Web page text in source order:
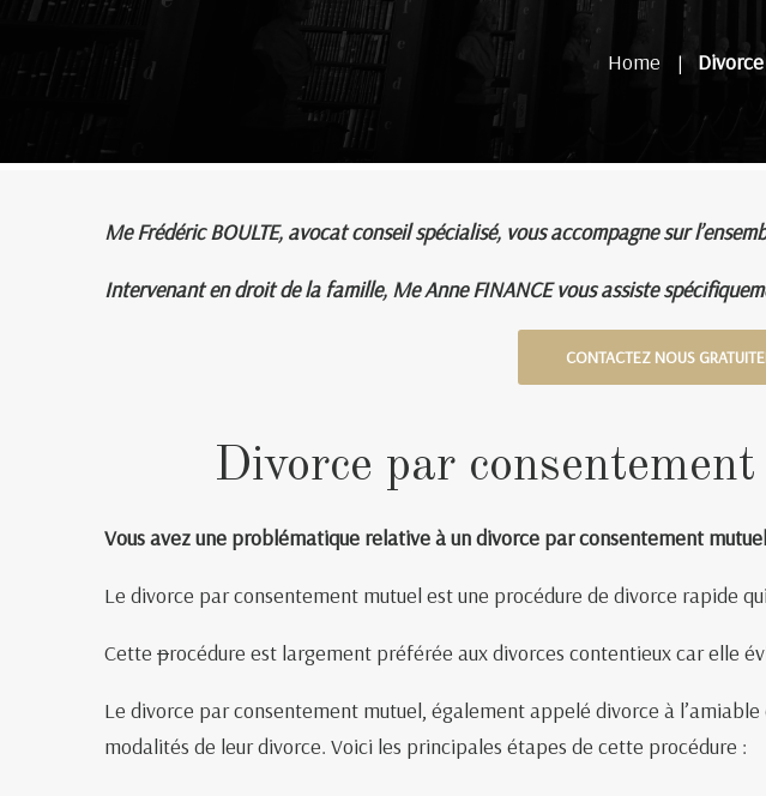
Home |
Me Frédéric BOULTE, avocat conseil spécialisé, vous accompagne sur
Intervenant en droit de la famille, Me Anne FINANCE vous assiste
CONTACTEZ NOUS
Divorce par
Vous avez une problématique relative à un divorce par consentement
Le divorce par consentement mutuel est une procédure de divorce rapide
Cette procédure est largement préférée aux divorces contentieux car elle
Le divorce par consentement mutuel, également appelé divorce à
modalités de leur divorce. Voici les principales étapes de cette procédure :